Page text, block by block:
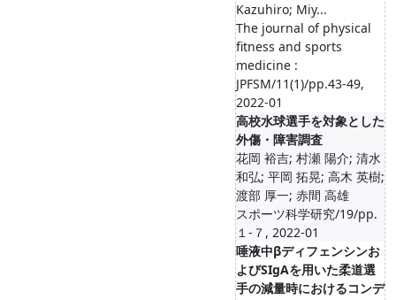
Kazuhiro; Miy...
The journal of physical
fitness and sports
medicine :
JPFSM/11(1)/pp.43-49,
2022-01
高校水球選手を対象とした
外傷・障害調査
花岡 裕吉; 村瀬 陽介; 清水
和弘; 平岡 拓晃; 高木 英樹;
渡部 厚一; 赤間 高雄
スポーツ科学研究/19/pp.
１-７, 2022-01
唾液中βディフェンシンお
よびSIgAを用いた柔道選
手の減量時におけるコンデ